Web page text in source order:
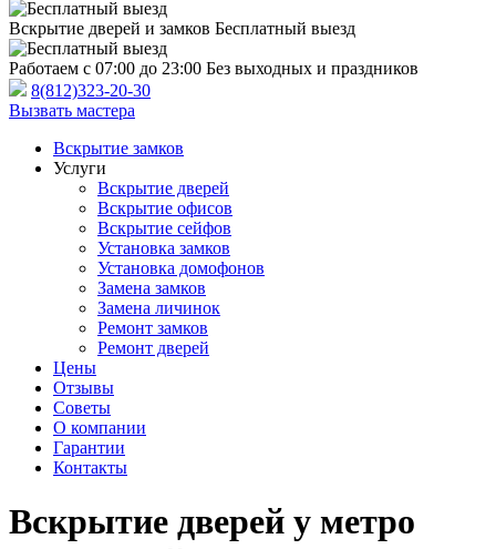
Вскрытие дверей и замков Бесплатный выезд
Работаем с 07:00 до 23:00 Без выходных и праздников
8(812)323-20-30
Вызвать мастера
Вскрытие замков
Услуги
Вскрытие дверей
Вскрытие офисов
Вскрытие сейфов
Установка замков
Установка домофонов
Замена замков
Замена личинок
Ремонт замков
Ремонт дверей
Цены
Отзывы
Советы
О компании
Гарантии
Контакты
Вскрытие дверей у метро